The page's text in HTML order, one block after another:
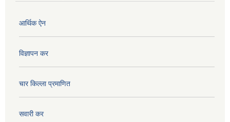
आर्थिक ऐन
विज्ञापन कर
चार किल्ला प्रमाणित
सवारी कर